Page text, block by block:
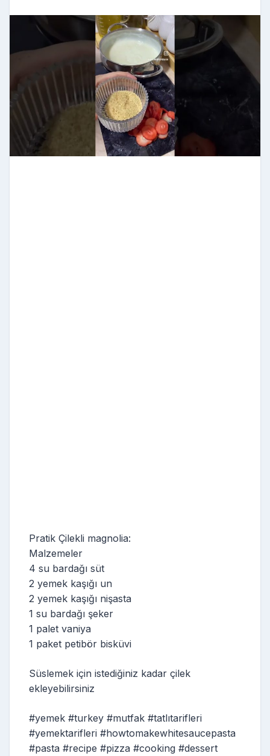
Pratik Çilekli magnolia:
Malzemeler
4 su bardağı süt
2 yemek kaşığı un
2 yemek kaşığı nişasta
1 su bardağı şeker
1 palet vaniya
1 paket petibör bisküvi
Süslemek için istediğiniz kadar çilek
ekleyebilirsiniz
#yemek #turkey #mutfak #tatlıtarifleri
#yemektarifleri #howtomakewhitesaucepasta
#pasta #recipe #pizza #cooking #dessert